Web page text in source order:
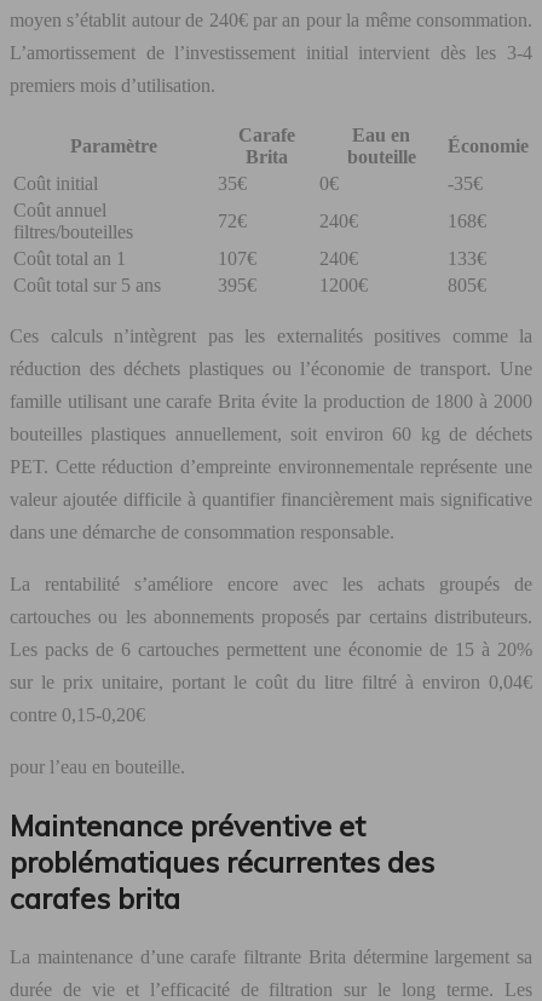
moyen s’établit autour de 240€ par an pour la même consommation.
L’amortissement de l’investissement initial intervient dès les 3-4
premiers mois d’utilisation.
Paramètre
Carafe
Brita
Eau en
bouteille
Économie
Coût initial
35€ 0€
-35€
Coût annuel
filtres/bouteilles
72€ 240€
168€
Coût total an 1
107€ 240€
133€
Coût total sur 5 ans
395€ 1200€ 805€
Ces calculs n’intègrent pas les externalités positives comme la
réduction des déchets plastiques ou l’économie de transport. Une
famille utilisant une carafe Brita évite la production de 1800 à 2000
bouteilles plastiques annuellement, soit environ 60 kg de déchets
PET. Cette réduction d’empreinte environnementale représente une
valeur ajoutée difficile à quantifier financièrement mais significative
dans une démarche de consommation responsable.
La rentabilité s’améliore encore avec les achats groupés de
cartouches ou les abonnements proposés par certains distributeurs.
Les packs de 6 cartouches permettent une économie de 15 à 20%
sur le prix unitaire, portant le coût du litre filtré à environ 0,04€
contre 0,15-0,20€
pour l’eau en bouteille.
Maintenance préventive et
problématiques récurrentes des
carafes brita
La maintenance d’une carafe filtrante Brita détermine largement sa
durée de vie et l’efficacité de filtration sur le long terme. Les